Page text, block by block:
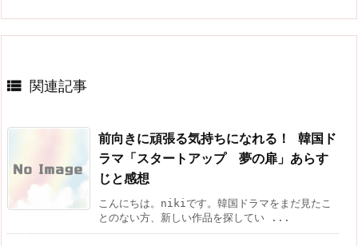
 関連記事
前向きに頑張る気持ちになれる！ 韓国ド
ラマ「スタートアップ 夢の扉」あらす
じと感想
こんにちは。nikiです。韓国ドラマをまだ見たこ
とのない方、新しい作品を探してい ...